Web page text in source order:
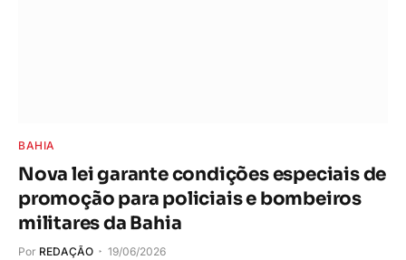
BAHIA
Nova lei garante condições especiais de
promoção para policiais e bombeiros
militares da Bahia
Por REDAÇÃO 19/06/2026